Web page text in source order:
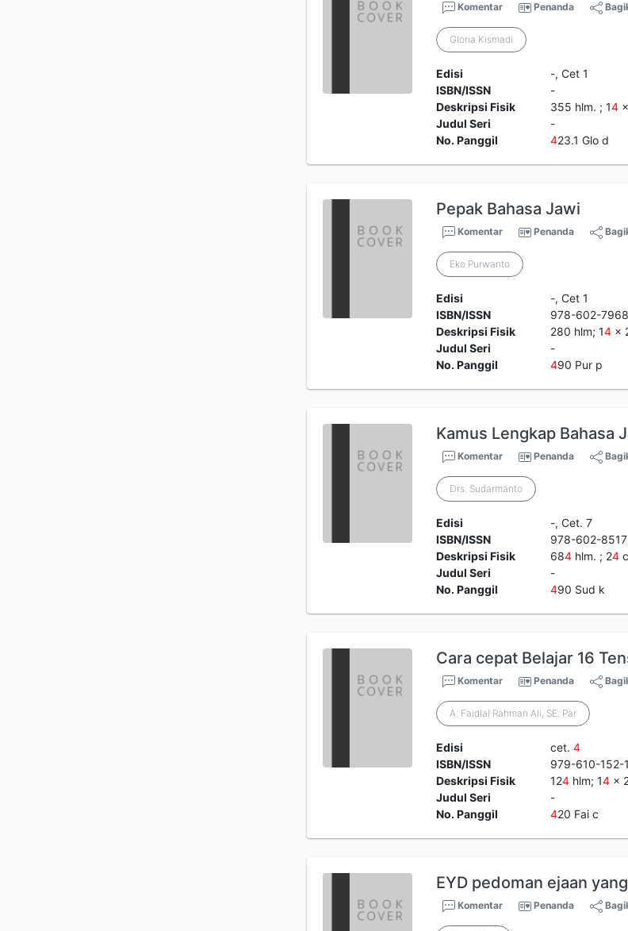
Komentar Penanda
Gloria Kismadi
Edisi
-, Cet 1
ISBN/ISSN
-
Deskripsi Fisik
355 hlm. ; 14x
Judul Seri
-
No. Panggil
423.1 Glo d
Pepak Bahasa Jawi
Komentar Penanda
Eko Purwanto
Edisi
-, Cet 1
ISBN/ISSN
978-602-
Deskripsi Fisik
280 hlm; 14x
Judul Seri
-
No. Panggil
490 Pur p
Kamus Lengkap Bahasa
Komentar Penanda
Drs. Sudarmanto
Edisi
-, Cet. 7
ISBN/ISSN
978-602-
Deskripsi Fisik
684hlm. ; 24
Judul Seri
-
No. Panggil
490 Sud k
Cara cepat Belajar 16
Komentar Penanda
A. Faidlal Rahman Ali, SE. Par
Edisi cet. 4
ISBN/ISSN
979-610-152-1
Deskripsi Fisik
124hlm; 14x
Judul Seri
-
No. Panggil
420 Fai c
EYD pedoman ejaan
Komentar Penanda